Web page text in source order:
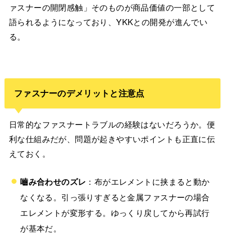
ァスナーの開閉感触」そのものが商品価値の一部として
語られるようになっており、YKKとの開発が進んでい
る。
ファスナーのデメリットと注意点
日常的なファスナートラブルの経験はないだろうか。便
利な仕組みだが、問題が起きやすいポイントも正直に伝
えておく。
嚙み合わせのズレ ：布がエレメントに挟まると動か
なくなる。引っ張りすぎると金属ファスナーの場合
エレメントが変形する。ゆっくり戻してから再試行
が基本だ。